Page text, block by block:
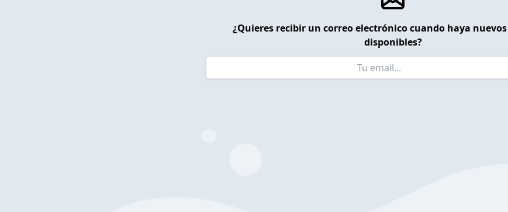
¿Quieres recibir un correo electrónico cuando haya
disponibles?